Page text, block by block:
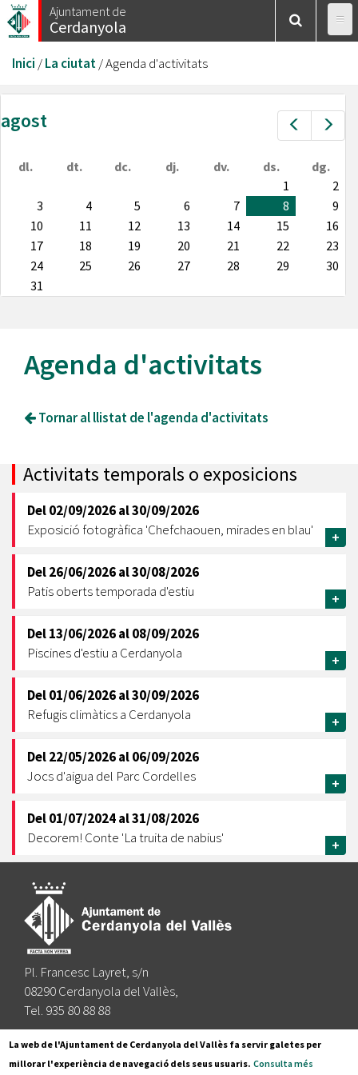
Vés
al
Ajuntament de
Cerdanyola
Esteu
aquí
Inici /La ciutat/Agenda d'activitats
Prev
agost
dl. dt. dc. dj. dv. ds.
dg.
1
2
3
4 5 6 7 8
9
10
11 12 13 14 15
16
17
18 19 20 21 22
23
24
25 26 27 28 29
30
31
Agenda d'activitats
Tornar al llistat de l'agenda d'activitats
Activitats temporals o exposicions
Del02/09/2026al30/09/2026
Exposició fotogràfica 'Chefchaouen, mirades en blau'
+
Del26/06/2026al30/08/2026
Patis oberts temporada d'estiu
+
Del13/06/2026al08/09/2026
Piscines d'estiu a Cerdanyola
+
Del01/06/2026al30/09/2026
Refugis climàtics a Cerdanyola
+
Del22/05/2026al06/09/2026
Jocs d'aigua del Parc Cordelles
+
Del01/07/2024al31/08/2026
Decorem! Conte 'La truita de nabius'
+
Pl. Francesc Layret, s/n
08290 Cerdanyola del Vallès,
Tel. 935 80 88 88
Segueix-nos a:
La web de l'Ajuntament de Cerdanyola del Vallès fa servir galetes per
millorar l'experiència de navegació dels seus usuaris. Consulta més